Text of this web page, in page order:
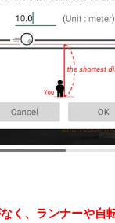
く、ランナーや自